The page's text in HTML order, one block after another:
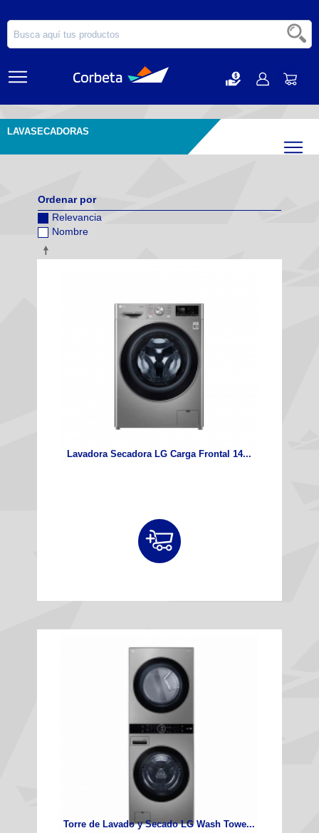
LAVASECADORAS
Ordenar por
Relevancia
Nombre
Lavadora Secadora LG Carga Frontal 14...
Torre de Lavado y Secado LG Wash Towe...